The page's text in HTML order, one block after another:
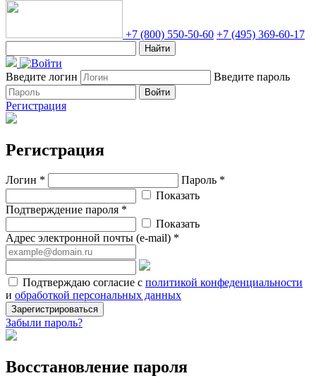
+7 (800) 550-50-60 +7 (495) 369-60-17
Найти
Введите логин Введите пароль
Войти
Регистрация
Регистрация
Логин *
Пароль *
Показать
Подтверждение пароля *
Показать
Адрес электронной почты (e-mail) *
Подтверждаю согласие с политикой конфеденциальности
и обработкой персональных данных
Зарегистрироваться
Забыли пароль?
Восстановление пароля